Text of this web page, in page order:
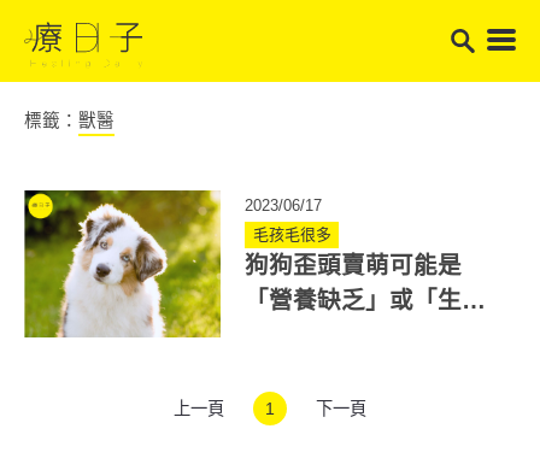
標籤： 獸醫
2023/06/17
毛孩毛很多
狗狗歪頭賣萌可能是
「營養缺乏」或「生
上一頁 1 下一頁